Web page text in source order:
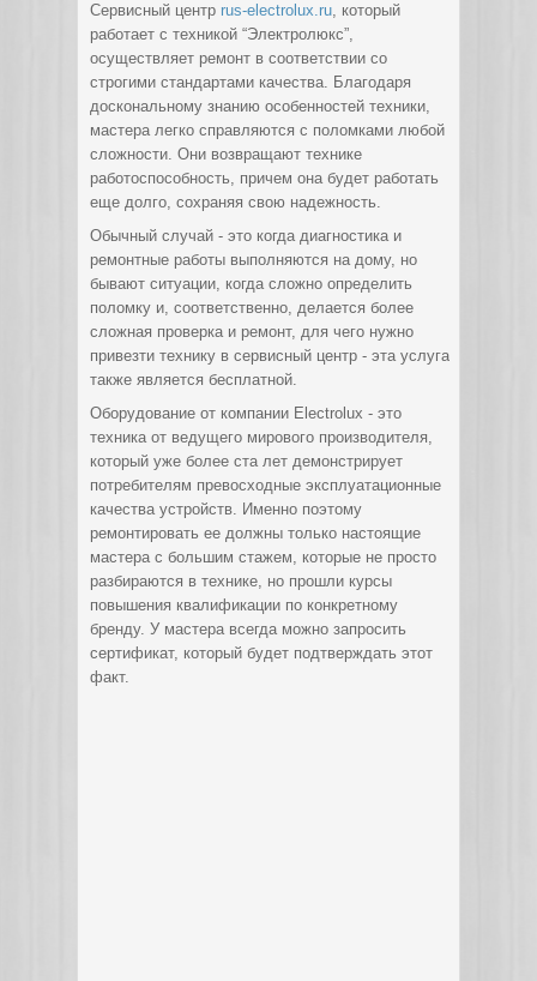
Сервисный центр rus-electrolux.ru, который
работает с техникой “Электролюкс”,
осуществляет ремонт в соответствии со
строгими стандартами качества. Благодаря
доскональному знанию особенностей техники,
мастера легко справляются с поломками любой
сложности. Они возвращают технике
работоспособность, причем она будет работать
еще долго, сохраняя свою надежность.
Обычный случай - это когда диагностика и
ремонтные работы выполняются на дому, но
бывают ситуации, когда сложно определить
поломку и, соответственно, делается более
сложная проверка и ремонт, для чего нужно
привезти технику в сервисный центр - эта услуга
также является бесплатной.
Оборудование от компании Electrolux - это
техника от ведущего мирового производителя,
который уже более ста лет демонстрирует
потребителям превосходные эксплуатационные
качества устройств. Именно поэтому
ремонтировать ее должны только настоящие
мастера с большим стажем, которые не просто
разбираются в технике, но прошли курсы
повышения квалификации по конкретному
бренду. У мастера всегда можно запросить
сертификат, который будет подтверждать этот
факт.